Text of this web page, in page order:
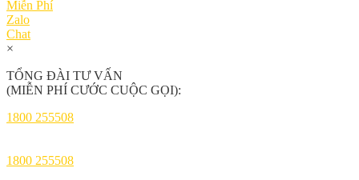
Miễn Phí
Zalo
Chat
×
TỔNG ĐÀI TƯ VẤN
(MIỄN PHÍ CƯỚC CUỘC GỌI):
1800 255508
1800 255508